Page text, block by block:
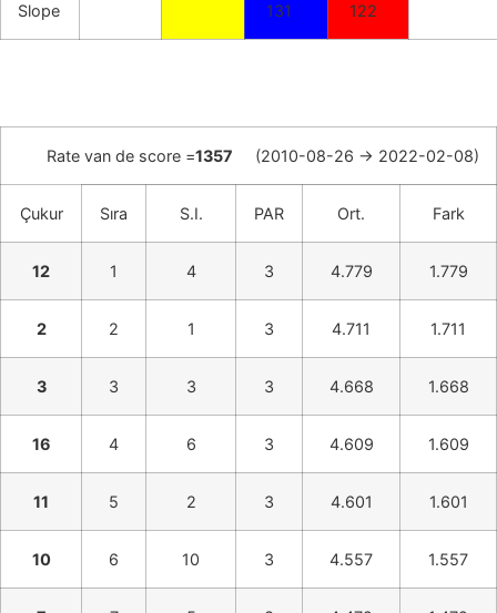
Slope 131 122
Rate van de score =1357 (2010-08-26 -> 2022-02-08)
Çukur Sıra S.I. PAR Ort. Fark
12 1 4 3 4.779 1.779
2 2 1 3 4.711 1.711
3 3 3 3 4.668 1.668
16 4 6 3 4.609 1.609
11 5 2 3 4.601 1.601
10 6 10 3 4.557 1.557